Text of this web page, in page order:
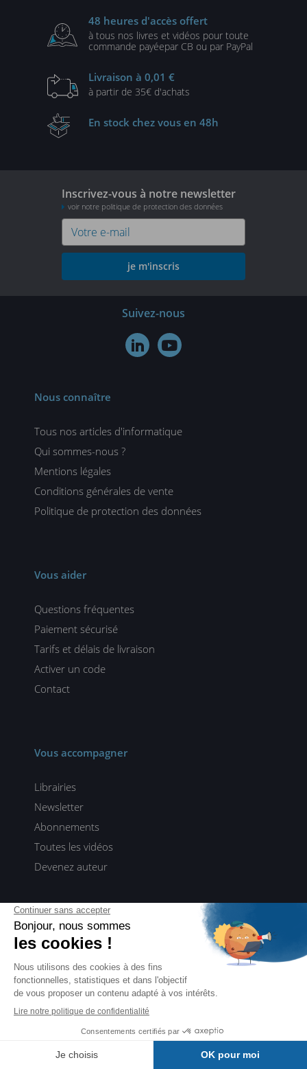
48 heures d'accès offert
à tous nos livres et vidéos pour toute
commande payéepar CB ou par PayPal
Livraison à 0,01 €
à partir de 35€ d'achats
En stock chez vous en 48h
Inscrivez-vous à notre newsletter
voir notre politique de protection des données
je m'inscris
Suivez-nous
 
Nous connaître
Tous nos articles d'informatique
Qui sommes-nous ?
Mentions légales
Conditions générales de vente
Politique de protection des données
Vous aider
Questions fréquentes
Paiement sécurisé
Tarifs et délais de livraison
Activer un code
Contact
Vous accompagner
Librairies
Newsletter
Abonnements
Toutes les vidéos
Devenez auteur
Tous nos contenus pour rester à la pointe de la tech
Webinaires ENI TALKS
Table ronde avec des experts